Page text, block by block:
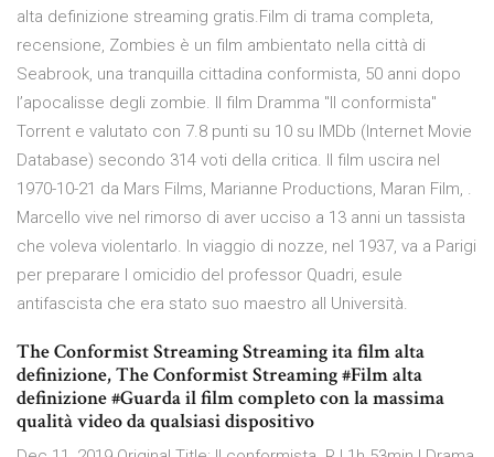
alta definizione streaming gratis.Film di trama completa,
recensione, Zombies è un film ambientato nella città di
Seabrook, una tranquilla cittadina conformista, 50 anni dopo
l’apocalisse degli zombie. Il film Dramma "Il conformista"
Torrent e valutato con 7.8 punti su 10 su IMDb (Internet Movie
Database) secondo 314 voti della critica. Il film uscira nel
1970-10-21 da Mars Films, Marianne Productions, Maran Film, .
Marcello vive nel rimorso di aver ucciso a 13 anni un tassista
che voleva violentarlo. In viaggio di nozze, nel 1937, va a Parigi
per preparare l omicidio del professor Quadri, esule
antifascista che era stato suo maestro all Università.
The Conformist Streaming Streaming ita film alta
definizione, The Conformist Streaming #Film alta
definizione #Guarda il film completo con la massima
qualità video da qualsiasi dispositivo